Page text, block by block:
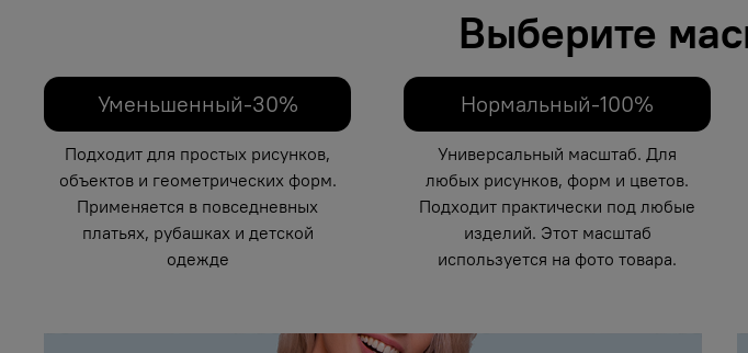
Выберите
Уменьшенный-30%
Подходит для простых рисунков,
объектов и геометрических форм.
Применяется в повседневных
платьях, рубашках и детской
одежде
Нормальный-100%
Универсальный масштаб. Для
любых рисунков, форм и цветов.
Подходит практически под любые
изделий. Этот масштаб
используется на фото товара.